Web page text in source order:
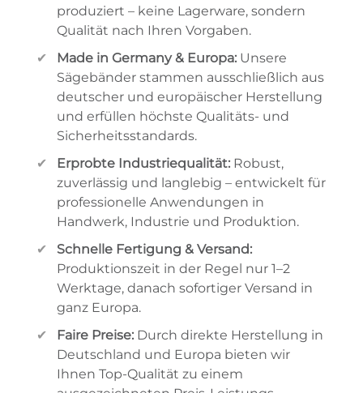
produziert – keine Lagerware, sondern
Qualität nach Ihren Vorgaben.
Made in Germany & Europa: Unsere
Sägebänder stammen ausschließlich aus
deutscher und europäischer Herstellung
und erfüllen höchste Qualitäts- und
Sicherheitsstandards.
Erprobte Industriequalität: Robust,
zuverlässig und langlebig – entwickelt für
professionelle Anwendungen in
Handwerk, Industrie und Produktion.
Schnelle Fertigung & Versand:
Produktionszeit in der Regel nur 1–2
Werktage, danach sofortiger Versand in
ganz Europa.
Faire Preise: Durch direkte Herstellung in
Deutschland und Europa bieten wir
Ihnen Top-Qualität zu einem